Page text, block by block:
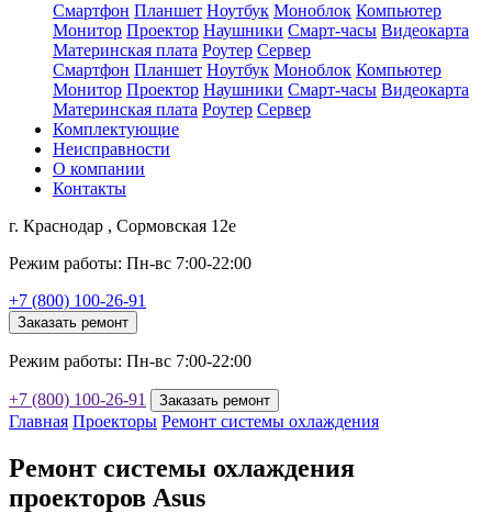
Смартфон Планшет Ноутбук Моноблок Компьютер
Монитор Проектор Наушники Смарт-часы Видеокарта
Материнская плата Роутер Сервер
Смартфон Планшет Ноутбук Моноблок Компьютер
Монитор Проектор Наушники Смарт-часы Видеокарта
Материнская плата Роутер Сервер
Комплектующие
Неисправности
О компании
Контакты
г. Краснодар , Сормовская 12е
Режим работы: Пн-вс 7:00-22:00
+7 (800) 100-26-91
Заказать ремонт
Режим работы: Пн-вс 7:00-22:00
+7 (800) 100-26-91 Заказать ремонт
Главная Проекторы Ремонт системы охлаждения
Ремонт системы охлаждения
проекторов Asus